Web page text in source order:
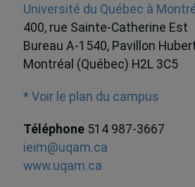
Université du Québec à
400, rue Sainte-Catherine Est
Bureau A-1540, Pavillon
Montréal (Québec) H2L 3C5
* Voir le plan du campus
Téléphone 514 987-3667
ieim@uqam.ca
www.uqam.ca